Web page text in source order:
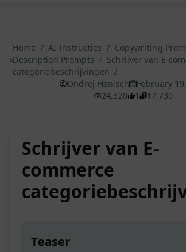
Home / AI-instructies / Copywriting
Description Prompts / Schrijver van E-
categoriebeschrijvingen /
Ondrej Hanisch
February
24,320
1 17,730
Schrijver van E-
commerce
Teaser